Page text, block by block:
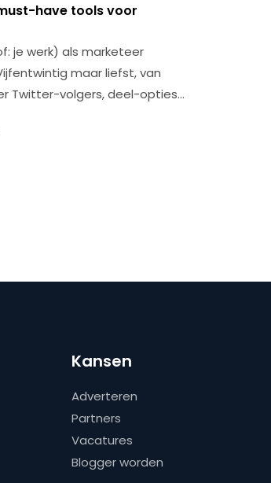
have tools voor
je werk) als marketeer
maar liefst, van
Twitter-volgers, deel-opties…
Kansen
Adverteren
Partners
Vacatures
Blogger worden